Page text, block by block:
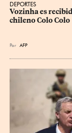
DEPORTES
Vozinha es
chileno Colo Colo
Por AFP